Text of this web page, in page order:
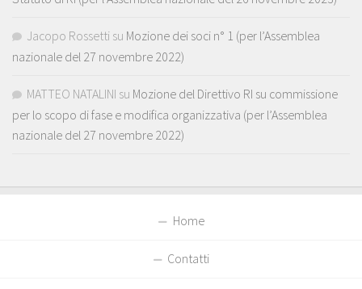
Jacopo Rossetti su Mozione dei soci n° 1 (per l’Assemblea
nazionale del 27 novembre 2022)
MATTEO NATALINI su Mozione del Direttivo RI su commissione
per lo scopo di fase e modifica organizzativa (per l’Assemblea
nazionale del 27 novembre 2022)
Home
Contatti